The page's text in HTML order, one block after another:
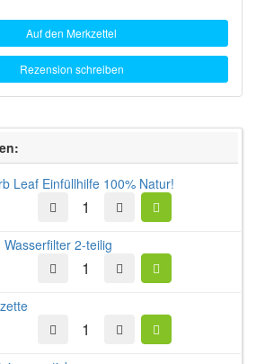
Auf den Merkzettel
Rezension schreiben
Leaf Einfüllhilfe 100% Natur!
2-teilig